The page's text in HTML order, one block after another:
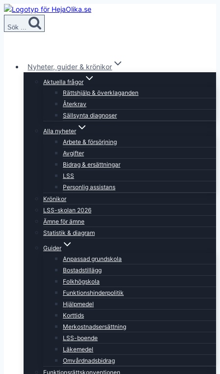
Skip
content
Sök ...
Nyheter, guider & krönikor
Aktuella frågor
Rättshjälp & överklaganden
Återkrav
Sällsynta diagnoser
Alla nyheter
Arbete & försörjning
Avgifter
Bidrag & ersättningar
LSS
Personlig assistans
Krönikor
LSS-skolan 2026
Ämne för ämne
Statistik & diagram
Guider
Anpassad grundskola
Bostadstillägg
Folkhögskola
Funktionshinderpolitik
Hjälpmedel
Korttids
Merkostnadsersättning
LSS-boende
Läkemedel
Omvårdnadsbidrag
Funktionsrättskonventionen